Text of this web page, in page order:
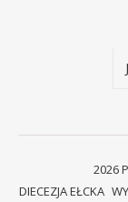
2026
DIECEZJA EŁCKA